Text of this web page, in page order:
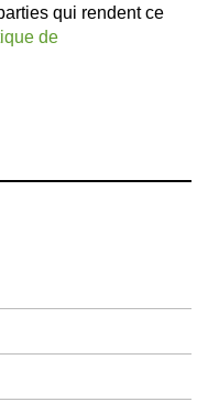
qui rendent ce
de